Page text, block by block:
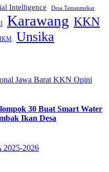
Intelligence Desa Tamanmekar
Karawang KKN
Unsika
Jawa Barat KKN Opini
30 Buat Smart Water
Ikan Desa
2025-2026